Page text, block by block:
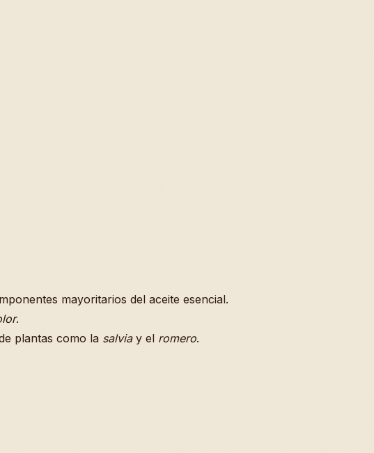
mayoritarios del aceite esencial.
.
plantas como la salviay el romero.